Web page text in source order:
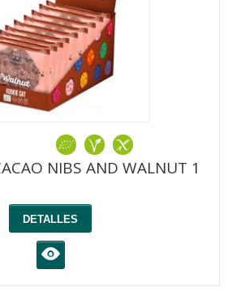
NIBS AND WALNUT 1
DETALLES
K